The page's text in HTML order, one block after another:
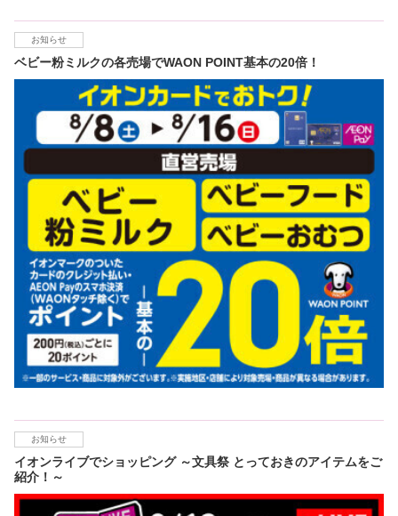
お知らせ
ベビー粉ミルクの各売場でWAON POINT基本の20倍！
お知らせ
イオンライブでショッピング ～文具祭 とっておきのアイテムをご
紹介！～